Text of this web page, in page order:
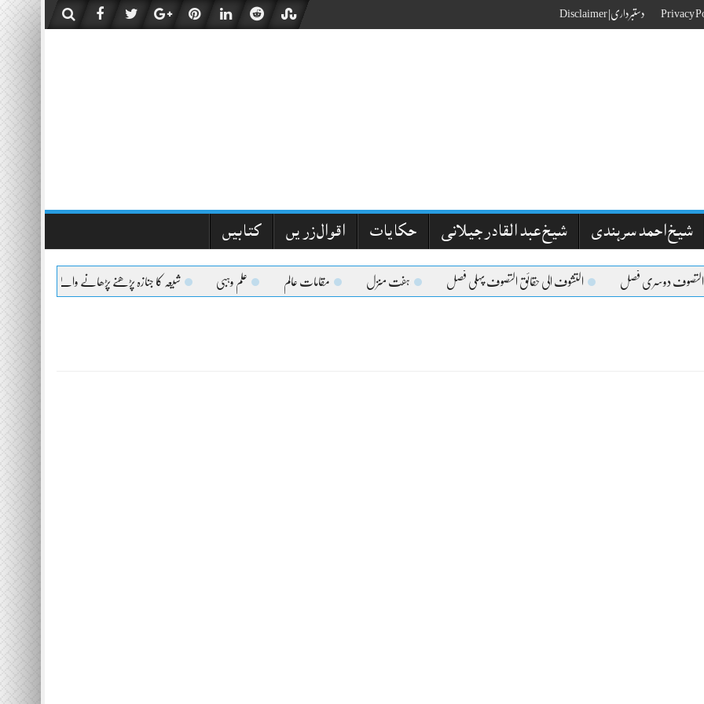
دستبرداری| Disclaimer
شیخ احمد سرہندی شیخ عبد القادر جیلانی حکایات اقوال زریں کتابیں
دوسری فصل التشوف الی حقائق التصوف پہلی فصل ہفت منزل مقامات عالم علم وہبی شیعہ کا جنازہ پڑھنے پڑھانے والےکیلئے اعلیٰحضرت